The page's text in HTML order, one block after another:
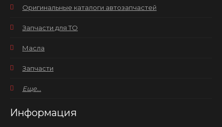
Оригинальные каталоги автозапчастей
Запчасти для ТО
Масла
Запчасти
Еще...
Информация